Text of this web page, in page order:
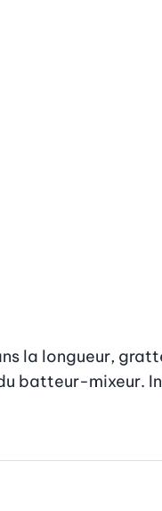
la longueur,
batteur-mixeur.